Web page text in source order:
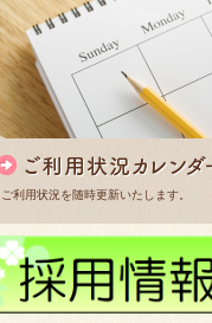
ご利用状況を随時更新いたします。